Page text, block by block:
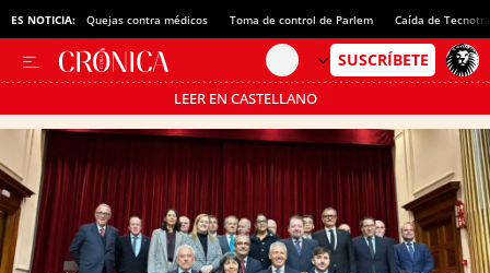
ES NOTICIA: Quejas contra médicos Toma de control de Parlem Caída de
LEER EN CASTELLANO
Pásate al MODO AHORRO